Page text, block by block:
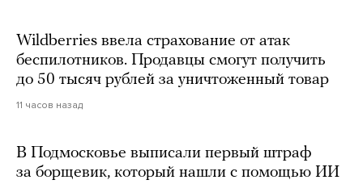
Wildberries ввела страхование от атак
беспилотников. Продавцы смогут получить
до 50 тысяч рублей за уничтоженный товар
11 часов назад
В Подмосковье выписали первый штраф
за борщевик, который нашли с помощью ИИ